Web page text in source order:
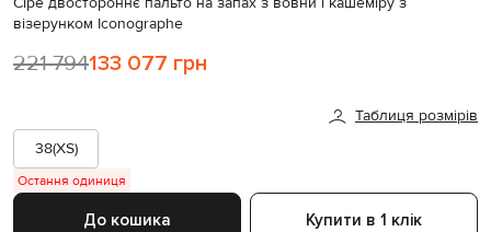
візерунком Iconographe
221 794133 077 грн
Таблиця розмірів
38(XS)
Остання одиниця
До кошика Купити в 1 клік